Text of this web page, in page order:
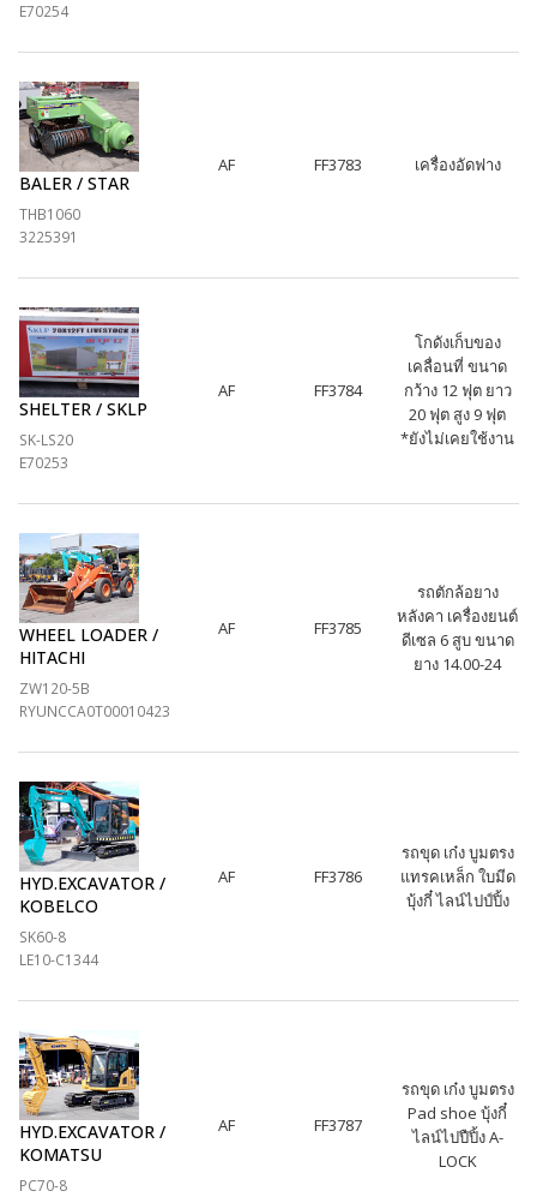
E70254
BALER / STAR
THB1060
3225391
AF FF3783 เครื่องอัดฟาง
SHELTER / SKLP
SK-LS20
E70253
AF FF3784
โกดังเก็บของ
เคลื่อนที่ ขนาด
กว้าง 12 ฟุต ยาว
20 ฟุต สูง 9 ฟุต
*ยังไม่เคยใช้งาน
WHEEL LOADER /
HITACHI
ZW120-5B
RYUNCCA0T00010423
AF FF3785
รถตักล้อยาง
หลังคา เครื่องยนต์
ดีเซล 6 สูบ ขนาด
ยาง 14.00-24
HYD.EXCAVATOR /
KOBELCO
SK60-8
LE10-C1344
AF FF3786
รถขุด เก๋ง บูมตรง
แทรคเหล็ก ใบมีด
บุ้งกี๋ ไลน์ไปป์ปิ้ง
HYD.EXCAVATOR /
KOMATSU
PC70-8
AF FF3787
รถขุด เก๋ง บูมตรง
Pad shoe บุ้งกี๋
ไลน์ไปปืปิ้ง A-
LOCK